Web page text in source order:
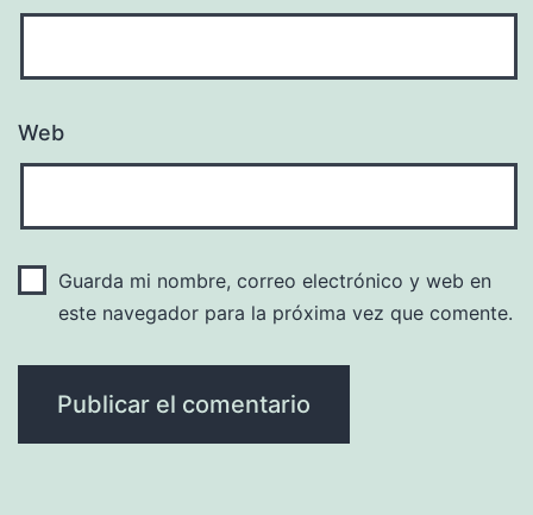
Web
Guarda mi nombre, correo electrónico y web en
este navegador para la próxima vez que comente.